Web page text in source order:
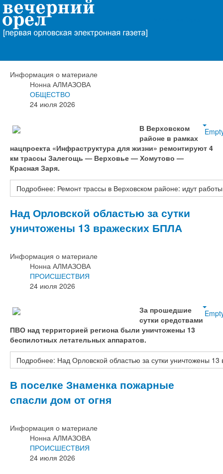
Ремонт трассы в Верховском районе:
Информация о материале
Нонна АЛМАЗОВА
ОБЩЕСТВО
24 июля 2026
В Верховском
районе в рамках
нацпроекта «Инфраструктура для жизни» ремонтируют 4
км трассы Залегощь — Верховье — Хомутово —
Красная Заря.
Подробнее: Ремонт трассы в Верховском районе: идут
Над Орловской областью за сутки
уничтожены 13 вражеских БПЛА
Информация о материале
Нонна АЛМАЗОВА
ПРОИСШЕСТВИЯ
24 июля 2026
За прошедшие
сутки средствами
ПВО над территорией региона были уничтожены 13
беспилотных летательных аппаратов.
Подробнее: Над Орловской областью за сутки уничтожены
В поселке Знаменка пожарные
спасли дом от огня
Информация о материале
Нонна АЛМАЗОВА
ПРОИСШЕСТВИЯ
24 июля 2026